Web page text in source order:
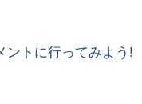
ントに行ってみよう!